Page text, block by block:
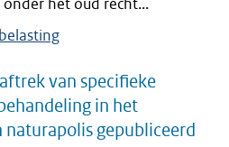
het oud recht...
van specifieke
in het
gepubliceerd